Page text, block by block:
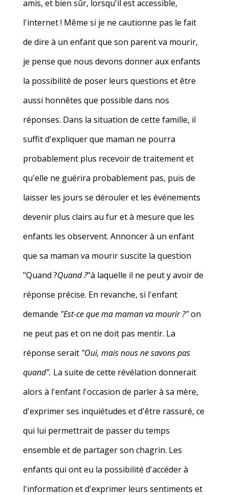
amis, et bien sûr, lorsqu'il est accessible,
l'internet ! Même si je ne cautionne pas le fait
de dire à un enfant que son parent va mourir,
je pense que nous devons donner aux enfants
la possibilité de poser leurs questions et être
aussi honnêtes que possible dans nos
réponses. Dans la situation de cette famille, il
suffit d'expliquer que maman ne pourra
probablement plus recevoir de traitement et
qu'elle ne guérira probablement pas, puis de
laisser les jours se dérouler et les événements
devenir plus clairs au fur et à mesure que les
enfants les observent. Annoncer à un enfant
que sa maman va mourir suscite la question
"Quand ?Quand ?"à laquelle il ne peut y avoir de
réponse précise. En revanche, si l'enfant
demande "Est-ce que ma maman va mourir ?"on
ne peut pas et on ne doit pas mentir. La
réponse serait "Oui, mais nous ne savons pas
quand". La suite de cette révélation donnerait
alors à l'enfant l'occasion de parler à sa mère,
d'exprimer ses inquiétudes et d'être rassuré, ce
qui lui permettrait de passer du temps
ensemble et de partager son chagrin. Les
enfants qui ont eu la possibilité d'accéder à
l'information et d'exprimer leurs sentiments et